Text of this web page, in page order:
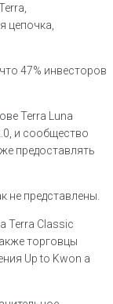
цепочка,
47% инвесторов
Terra Luna
и сообщество
предоставлять
не представлены.
Terra Classic
торговцы
Up to Kwon а